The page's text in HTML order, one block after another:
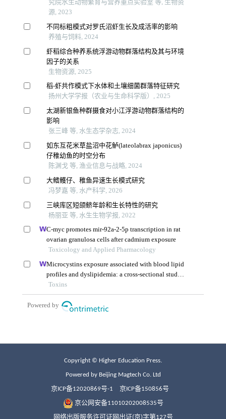
Copyright © Higher Education Press.
Powered by Beijing Magtech Co. Ltd
京ICP备12020869号-1 京ICP备150856号
京公网安备11010202008535号
网络出版服务许可证网出证(京)字第127号